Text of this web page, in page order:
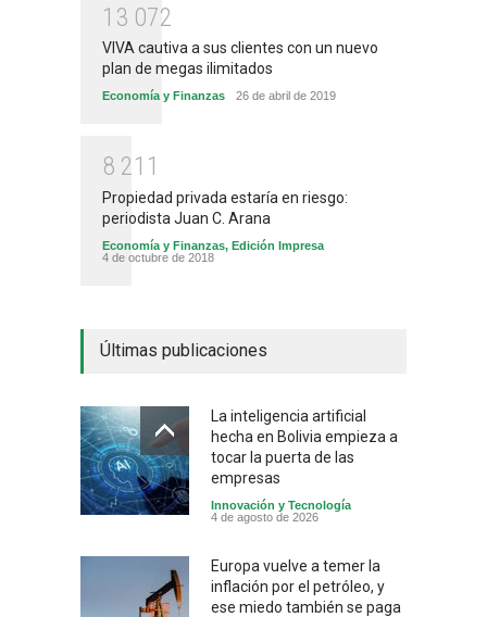
1 3 072
VIVA cautiva a sus clientes con un nuevo
plan de megas ilimitados
Economía y Finanzas 26 de abril de 2019
8 21 1
Propiedad privada estaría en riesgo:
periodista Juan C. Arana
Economía y Finanzas, Edición Impresa
4 de octubre de 2018
Últimas publicaciones
La inteligencia artificial
hecha en Bolivia empieza a
tocar la puerta de las
empresas
Innovación y Tecnología
4 de agosto de 2026
Europa vuelve a temer la
inflación por el petróleo, y
ese miedo también se paga